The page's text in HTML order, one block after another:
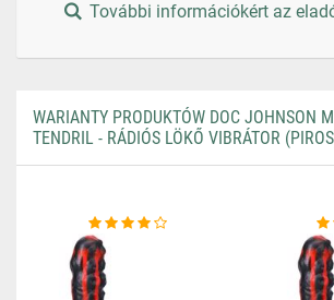
További információkért az
WARIANTY PRODUKTÓW DOC JOHNSON
TENDRIL - RÁDIÓS LÖKŐ VIBRÁTOR